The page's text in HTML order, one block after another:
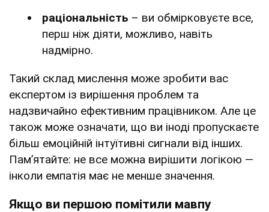
раціональність – ви обмірковуєте все,
перш ніж діяти, можливо, навіть
надмірно.
Такий склад мислення може зробити вас
експертом із вирішення проблем та
надзвичайно ефективним працівником. Але це
також може означати, що ви іноді пропускаєте
більш емоційній інтуїтивні сигнали від інших.
Пам’ятайте: не все можна вирішити логікою —
інколи емпатія має не менше значення.
Якщо ви першою помітили мавпу